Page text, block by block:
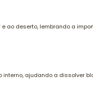
ao deserto, lembrando a
interno, ajudando a dissolver